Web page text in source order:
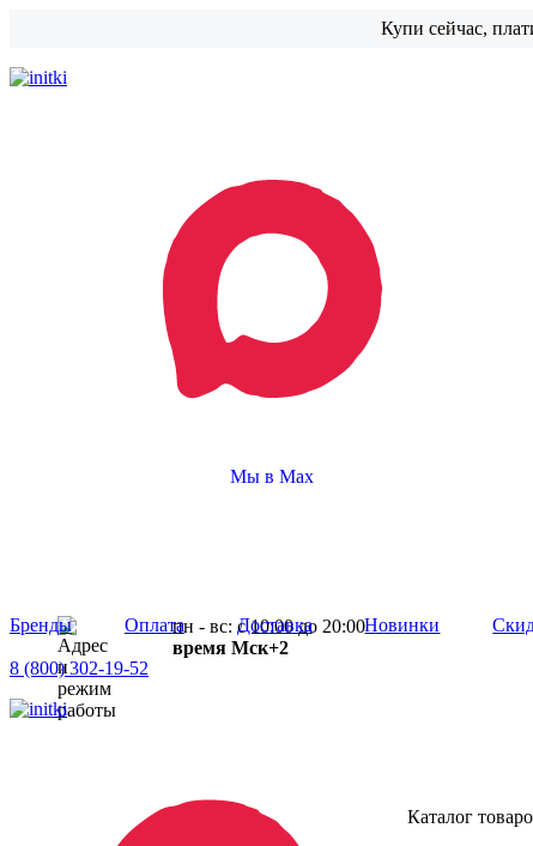
Купи сейчас,
Мы в Max
Бренды Оплата Доставка Новинки
8 (800) 302-19-52
пн - вс: с 10:00 до 20:00
время Мск+2
Каталог